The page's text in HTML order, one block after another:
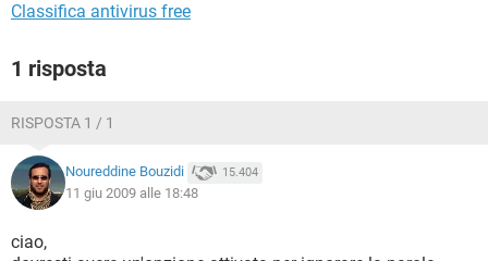
Classifica antivirus free
1 risposta
RISPOSTA 1 / 1
Noureddine Bouzidi 15.404
11 giu 2009 alle 18:48
ciao,